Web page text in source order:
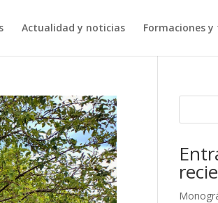
Actualidad y noticias Formaciones